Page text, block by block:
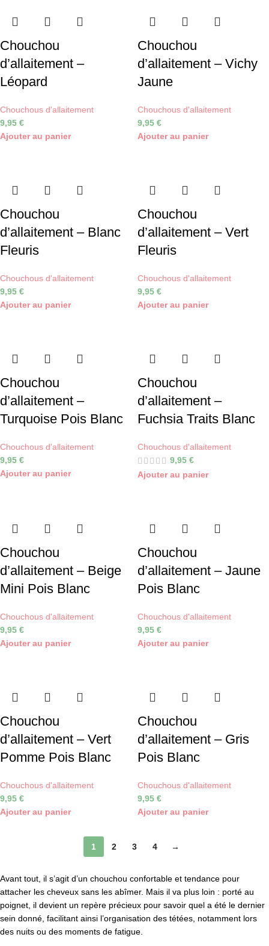
Chouchou
d’allaitement –
Léopard
Chouchous d'allaitement
9,95 €
Ajouter au panier
Chouchou
d’allaitement – Vichy
Jaune
Chouchous d'allaitement
9,95 €
Ajouter au panier
Chouchou
d’allaitement – Blanc
Fleuris
Chouchous d'allaitement
9,95 €
Ajouter au panier
Chouchou
d’allaitement – Vert
Fleuris
Chouchous d'allaitement
9,95 €
Ajouter au panier
Chouchou
d’allaitement –
Turquoise Pois Blanc
Chouchous d'allaitement
9,95 €
Ajouter au panier
Chouchou
d’allaitement –
Fuchsia Traits Blanc
Chouchous d'allaitement
9,95 €
Ajouter au panier
Chouchou
d’allaitement – Beige
Mini Pois Blanc
Chouchous d'allaitement
9,95 €
Ajouter au panier
Chouchou
d’allaitement – Jaune
Pois Blanc
Chouchous d'allaitement
9,95 €
Ajouter au panier
Chouchou
d’allaitement – Vert
Pomme Pois Blanc
Chouchous d'allaitement
9,95 €
Ajouter au panier
Chouchou
d’allaitement – Gris
Pois Blanc
Chouchous d'allaitement
9,95 €
Ajouter au panier
1 2 3 4 →
Avant tout, il s’agit d’un chouchou confortable et tendance pour
attacher les cheveux sans les abîmer. Mais il va plus loin : porté au
poignet, il devient un repère précieux pour savoir quel a été le dernier
sein donné, facilitant ainsi l’organisation des tétées, notamment lors
des nuits ou des moments de fatigue.